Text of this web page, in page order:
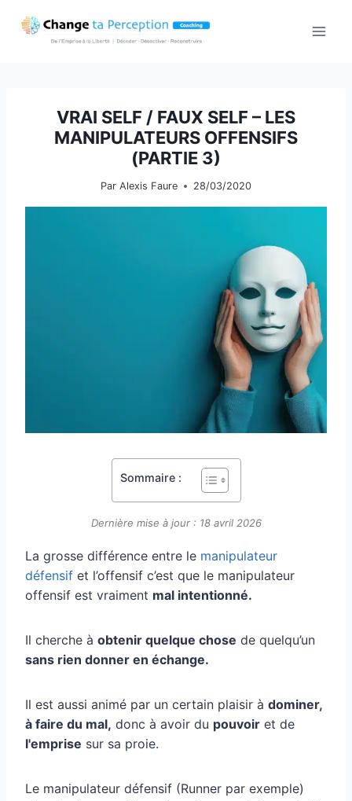
VRAI SELF / FAUX SELF – LES
MANIPULATEURS OFFENSIFS
(PARTIE 3)
Par Alexis Faure 28/03/2020
Sommaire :
Dernière mise à jour : 18 avril 2026
La grosse différence entre le manipulateur
défensif et l’offensif c’est que le manipulateur
offensif est vraiment mal intentionné.
Il cherche à obtenir quelque chose de quelqu’un
sans rien donner en échange.
Il est aussi animé par un certain plaisir à dominer,
à faire du mal, donc à avoir du pouvoir et de
l'emprise sur sa proie.
Le manipulateur défensif (Runner par exemple)